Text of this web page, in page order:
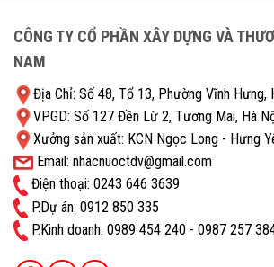
CÔNG TY CỔ PHẦN XÂY DỰNG VÀ
NAM
Địa Chỉ: Số 48, Tổ 13, Phường Vĩnh Hưng,
VPGD: Số 127 Đền Lừ 2, Tương Mai, Hà
Xưởng sản xuất: KCN Ngọc Long - Hưng
Email: nhacnuoctdv@gmail.com
Điện thoại: 0243 646 3639
P.Dự án: 0912 850 335
P.Kinh doanh: ‭0989 454 240 - 0987 257